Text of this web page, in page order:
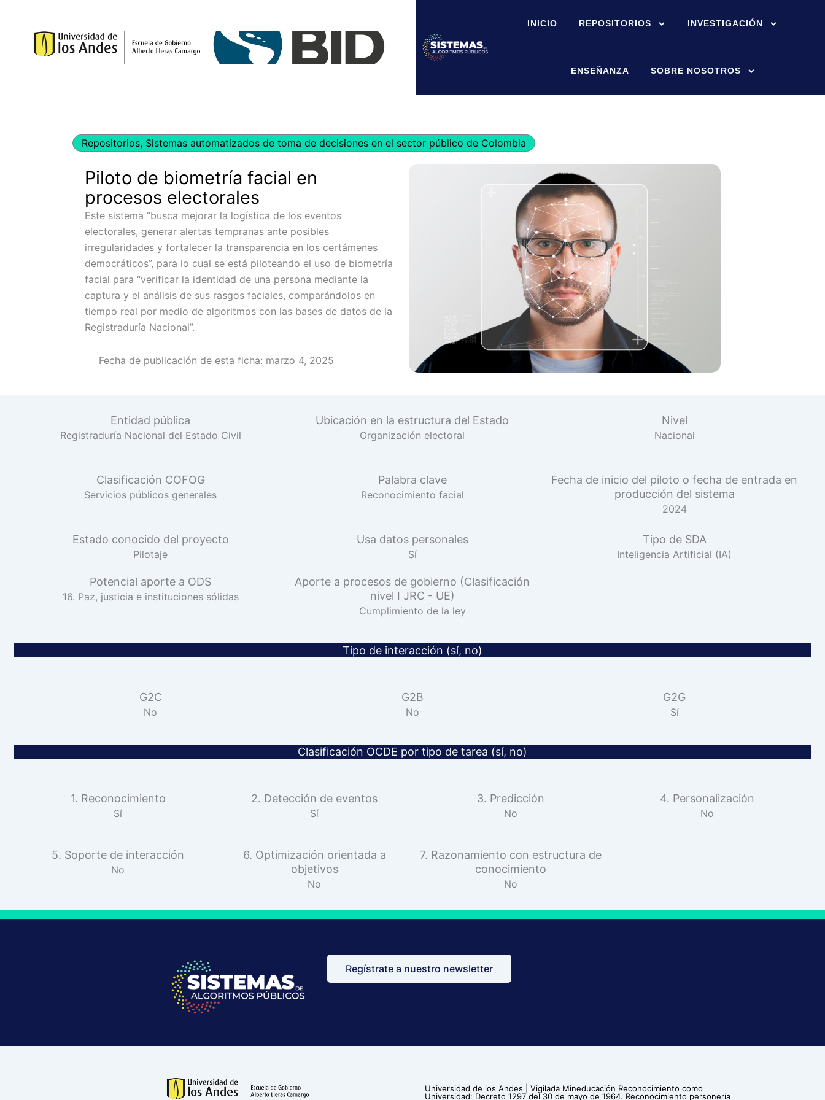
contenido
INICIO REPOSITORIOS INVESTIGACIÓN
ENSEÑANZA SOBRE NOSOTROS
Repositorios, Sistemas automatizados de toma de decisiones en el sector público de Colombia
Piloto de biometría facial en
procesos electorales
Este sistema “busca mejorar la logística de los eventos
electorales, generar alertas tempranas ante posibles
irregularidades y fortalecer la transparencia en los certámenes
democráticos”, para lo cual se está piloteando el uso de biometría
facial para “verificar la identidad de una persona mediante la
captura y el análisis de sus rasgos faciales, comparándolos en
tiempo real por medio de algoritmos con las bases de datos de la
Registraduría Nacional”.
Fecha de publicación de esta ficha: marzo 4, 2025
Entidad pública
Registraduría Nacional del Estado Civil
Ubicación en la estructura del Estado
Organización electoral
Nivel
Nacional
Clasificación COFOG
Servicios públicos generales
Palabra clave
Reconocimiento facial
Fecha de inicio del piloto o fecha de entrada en
producción del sistema
2024
Estado conocido del proyecto
Pilotaje
Usa datos personales
Sí
Tipo de SDA
Inteligencia Artificial (IA)
Potencial aporte a ODS
16. Paz, justicia e instituciones sólidas
Aporte a procesos de gobierno (Clasificación
nivel I JRC - UE)
Cumplimiento de la ley
Tipo de interacción (sí, no)
G2C
No
G2B
No
G2G
Sí
Clasificación OCDE por tipo de tarea (sí, no)
1. Reconocimiento
Sí
2. Detección de eventos
Sí
3. Predicción
No
4. Personalización
No
5. Soporte de interacción
No
6. Optimización orientada a
objetivos
No
7. Razonamiento con estructura de
conocimiento
No
Regístrate a nuestro newsletter
Universidad de los Andes | Vigilada Mineducación Reconocimiento como
Universidad: Decreto 1297 del 30 de mayo de 1964. Reconocimiento personería